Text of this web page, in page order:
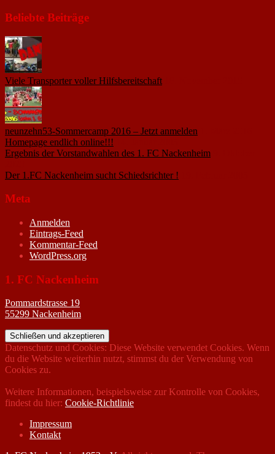
Beliebte Beiträge
Viele Transporter voller Hilfsbereitschaft
neunzehn53-Sommercamp 2016 – Jetzt anmelden
Homepage endlich online!!!
Ergebnis der Vorstandwahlen des 1. FC Nackenheim
Der 1.FC Nackenheim sucht Schiedsrichter !
Meta
Anmelden
Eintrags-Feed
Kommentar-Feed
WordPress.org
1. FC Nackenheim
Pommardstrasse 19
55299 Nackenheim
Datenschutz und Cookies: Diese Website verwendet Cookies. Wenn
du die Website weiterhin nutzt, stimmst du der Verwendung von
Cookies zu.
Weitere Informationen, beispielsweise zur Kontrolle von Cookies,
findest du hier: Cookie-Richtlinie
Impressum
Kontakt